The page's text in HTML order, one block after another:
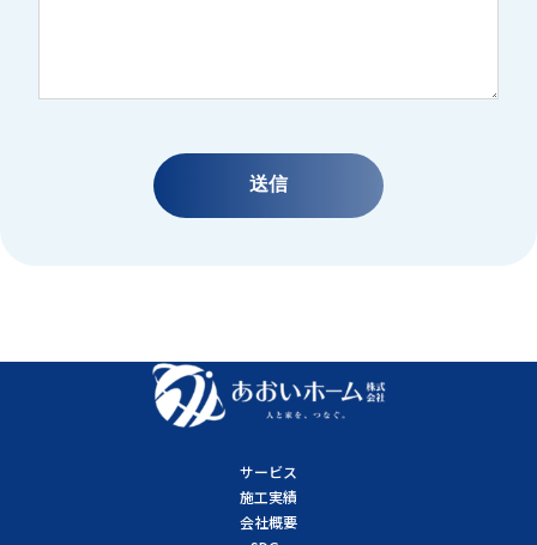
サービス
施工実績
会社概要